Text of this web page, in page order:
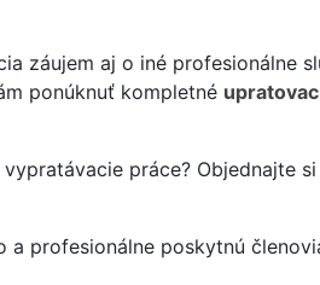
záujem aj o iné profesionálne
ponúknuť kompletné
práce? Objednajte si
profesionálne poskytnú